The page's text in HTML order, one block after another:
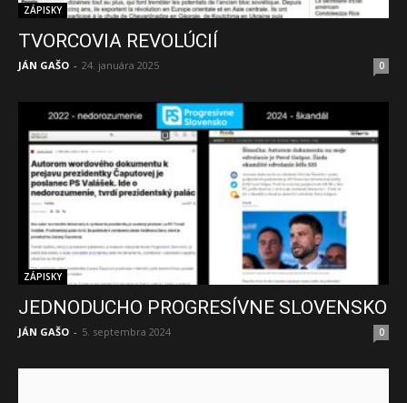
ZÁPISKY
TVORCOVIA REVOLÚCIÍ
JÁN GAŠO - 24. januára 2025 0
ZÁPISKY
JEDNODUCHO PROGRESÍVNE SLOVENSKO
JÁN GAŠO - 5. septembra 2024 0